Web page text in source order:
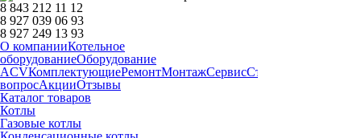
8 843 212 11 12
8 927 039 06 93
8 927 249 13 93
О компанииКотельное
оборудованиеОборудование
ACVКомплектующиеРемонтМонтажСервисСтатьи
вопросАкцииОтзывы
Каталог товаров
Котлы
Газовые котлы